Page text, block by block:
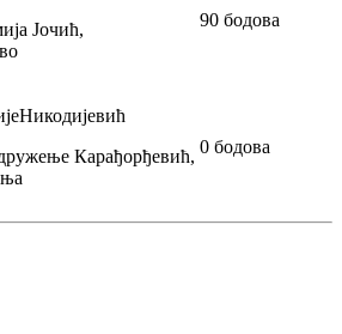
Јочић,
90 бодова
Никодијевић
Карађорђевић, 0 бодова